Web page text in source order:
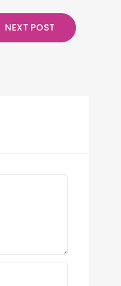
NEXT POST